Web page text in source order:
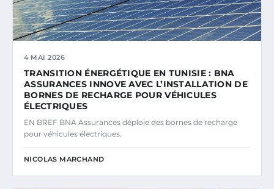
4 MAI 2026
TRANSITION ÉNERGÉTIQUE EN TUNISIE : BNA
ASSURANCES INNOVE AVEC L’INSTALLATION DE
BORNES DE RECHARGE POUR VÉHICULES
ÉLECTRIQUES
EN BREF BNA Assurances déploie des bornes de recharge
pour véhicules électriques.
NICOLAS MARCHAND